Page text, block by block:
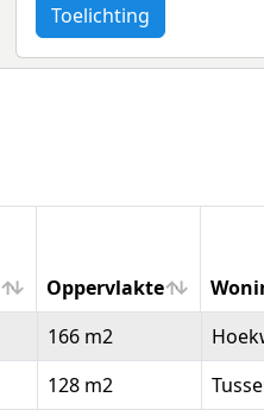
Toelichting
Oppervlakte
Oppervlakte
166 m2
128 m2